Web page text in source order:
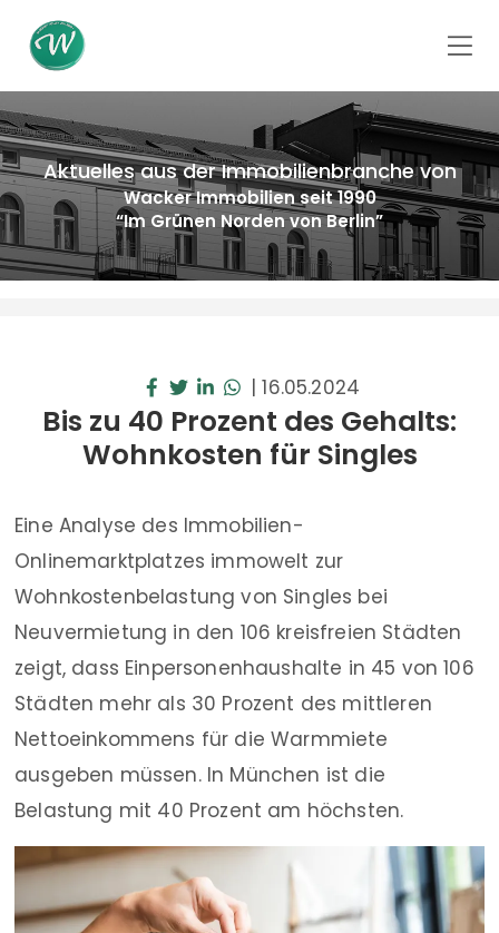
Aktuelles aus der Immobilienbranche von
Wacker Immobilien seit 1990
“Im Grünen Norden von Berlin”
|16.05.2024
Bis zu 40 Prozent des Gehalts:
Wohnkosten für Singles
Eine Analyse des Immobilien-
Onlinemarktplatzes immowelt zur
Wohnkostenbelastung von Singles bei
Neuvermietung in den 106 kreisfreien Städten
zeigt, dass Einpersonenhaushalte in 45 von 106
Städten mehr als 30 Prozent des mittleren
Nettoeinkommens für die Warmmiete
ausgeben müssen. In München ist die
Belastung mit 40 Prozent am höchsten.